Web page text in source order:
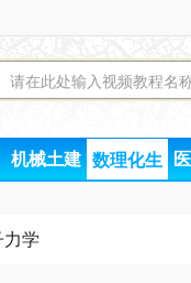
机械土建 数理化生
学